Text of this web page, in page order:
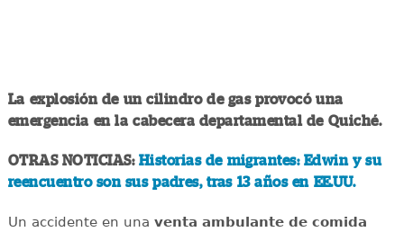
La explosión de un cilindro de gas provocó una
emergencia en la cabecera departamental de Quiché.
OTRAS NOTICIAS: Historias de migrantes: Edwin y su
reencuentro son sus padres, tras 13 años en EE.UU.
Un accidente en una venta ambulante de comida